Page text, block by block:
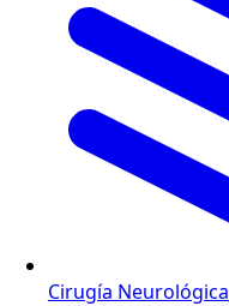
Cirugía Neurológica